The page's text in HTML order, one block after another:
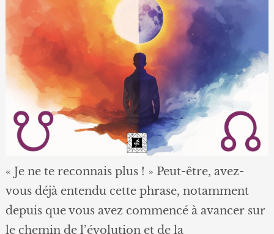
« Je ne te reconnais plus ! » Peut-être, avez-
vous déjà entendu cette phrase, notamment
depuis que vous avez commencé à avancer sur
le chemin de l’évolution et de la